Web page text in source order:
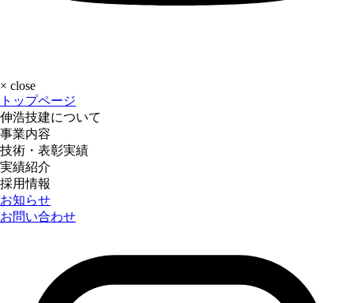
× close
トップページ
伸浩技建について
事業内容
技術・表彰実績
実績紹介
採用情報
お知らせ
お問い合わせ